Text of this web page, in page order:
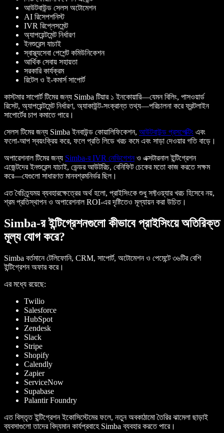
আউটবাউন্ড সেলস অটোমেশন
AI রিসেপশনিস্ট
IVR রিপ্লেসমেন্ট
অ্যাপয়েন্টমেন্ট নির্ধারণ
ইনশুরেন্স যাচাই
স্বাস্থ্যসেবা পেশেন্ট কমিউনিকেশন
আর্থিক সেবায় সহায়তা
সরকারি কার্যক্রম
রিটেল ও ই-কমার্স সাপোর্ট
কাস্টমার সাপোর্ট টিমের জন্য Simba টিয়ার ১ ইনকোয়ারি—যেমন বিলিং, পাসওয়ার্ড
রিসেট, অ্যাপয়েন্টমেন্ট নির্ধারণ, অ্যাকাউন্ট-সংক্রান্ত তথ্য—পরিচালনা করে ফ্রন্টলাইন
সাপোর্টের চাপ কমাতে পারে।
সেলস টিমের জন্য Simba ইনবাউন্ড কোয়ালিফিকেশন, আউটবাউন্ড প্রসপেক্টিং এবং
ফলো-আপ স্বয়ংক্রিয় করে, ফলে প্রতি লিডে খরচ কমে এবং সাড়া দেওয়ার গতি বাড়ে।
অপারেশনাল টিমের জন্য Simba-র IVR নেভিগেশনও এক্সটারনাল ইন্টিগ্রেশন
এজেন্টদের ইনশুরেন্স যাচাই, ভেন্ডর আউটরিচ, বেনিফিট চেকের মতো কাজ করতে সক্ষম
করে—যেগুলো সাধারণত মানবশ্রমনির্ভর ছিল।
এত বৈচিত্র্যময় ব্যবহারক্ষেত্রের অর্থ হলো, প্রাইসিংকে শুধু সফ্টওয়্যার খরচ হিসেবে নয়,
শ্রম প্রতিস্থাপন ও অপারেশনাল ROI-এর দৃষ্টিতেও মূল্যায়ন করা উচিত।
Simba-র ইন্টিগ্রেশনগুলো কীভাবে প্রাইসিংয়ে অতিরিক্ত
মূল্য যোগ করে?
Simba বর্তমানে টেলিফোনি, CRM, সাপোর্ট, অটোমেশন ও পেমেন্টে ৩৬টির বেশি
ইন্টিগ্রেশন অফার করে।
এর মধ্যে রয়েছে:
Twilio
Salesforce
HubSpot
Zendesk
Slack
Stripe
Shopify
Calendly
Zapier
ServiceNow
Supabase
Palantir Foundry
এত বিস্তৃত ইন্টিগ্রেশন ইকোসিস্টেমের ফলে, নতুন অবকাঠামো তৈরির ঝামেলা ছাড়াই
ব্যবসাগুলো তাদের বিদ্যমান কার্যপ্রবাহে Simba ব্যবহার করতে পারে।